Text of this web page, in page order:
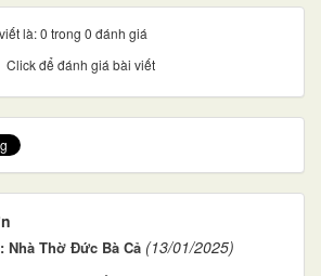
là: 0 trong 0 đánh giá
Click để đánh giá bài viết
Nhà Thờ Đức Bà Cả (13/01/2025)